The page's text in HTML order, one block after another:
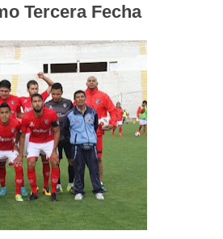
Tercera Fecha